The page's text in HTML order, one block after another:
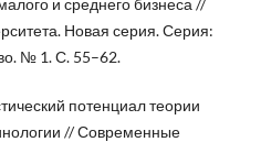
Новая серия. Серия:
№ 1. С. 55–62.
потенциал теории
// Современные